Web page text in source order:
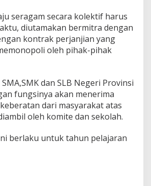
seragam secara kolektif harus
diutamakan bermitra dengan
kontrak perjanjian yang
oleh pihak-pihak
dan SLB Negeri Provinsi
fungsinya akan menerima
dari masyarakat atas
oleh komite dan sekolah.
berlaku untuk tahun pelajaran